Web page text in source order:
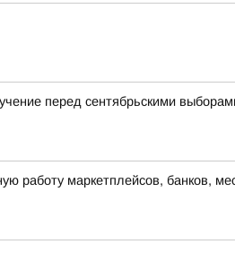
перед сентябрьскими
работу маркетплейсов, банков,